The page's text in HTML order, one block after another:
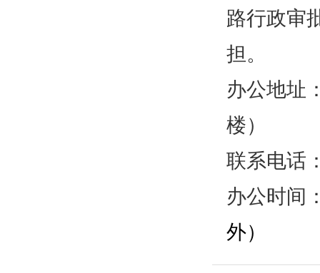
路行政审
担。
办公地址
楼）
联系电话
办公时间
外）